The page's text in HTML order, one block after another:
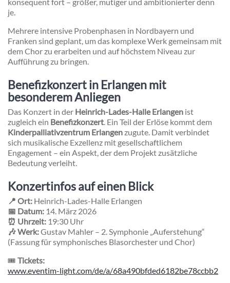
je.
Mehrere intensive Probenphasen in Nordbayern und
Franken sind geplant, um das komplexe Werk gemeinsam mit
dem Chor zu erarbeiten und auf höchstem Niveau zur
Aufführung zu bringen.
Benefizkonzert in Erlangen mit
besonderem Anliegen
Das Konzert in der Heinrich-Lades-Halle Erlangen ist
zugleich ein Benefizkonzert. Ein Teil der Erlöse kommt dem
Kinderpalliativzentrum Erlangenzugute. Damit verbindet
sich musikalische Exzellenz mit gesellschaftlichem
Engagement – ein Aspekt, der dem Projekt zusätzliche
Bedeutung verleiht.
Konzertinfos auf einen Blick
📍 Ort: Heinrich-Lades-Halle Erlangen
📅 Datum: 14. März 2026
⏰ Uhrzeit: 19:30 Uhr
🎶 Werk:Gustav Mahler – 2. Symphonie „Auferstehung“
(Fassung für symphonisches Blasorchester und Chor)
🎟 Tickets:
www.eventim-light.com/de/a/68a490bfded6182be78ccbb2